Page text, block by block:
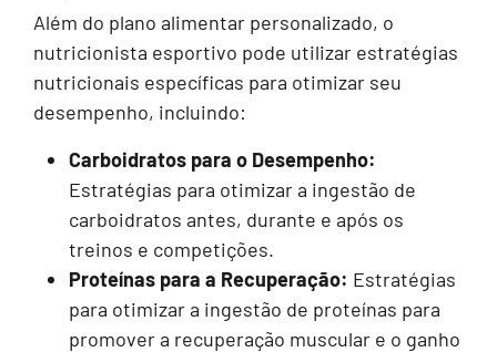
Além do plano alimentar personalizado, o
nutricionista esportivo pode utilizar estratégias
nutricionais específicas para otimizar seu
desempenho, incluindo:
Carboidratos para o Desempenho:
Estratégias para otimizar a ingestão de
carboidratos antes, durante e após os
treinos e competições.
Proteínas para a Recuperação: Estratégias
para otimizar a ingestão de proteínas para
promover a recuperação muscular e o ganho